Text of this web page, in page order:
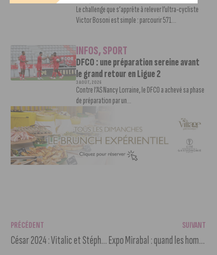
Le challenge que s’apprête à relever l’ultra-cycliste
Victor Bosoni est simple : parcourir 571...
INFOS,SPORT
DFCO : une préparation sereine avant
le grand retour en Ligue 2
3 AOÛT, 2026
Contre l’AS Nancy Lorraine, le DFCO a achevé sa phase
de préparation par un...
PRÉCÉDENT
César 2024 : Vitalic et Stéphan Castang nominés
SUIVANT
Expo Mirabal : quand les hommes dénoncent le sexisme